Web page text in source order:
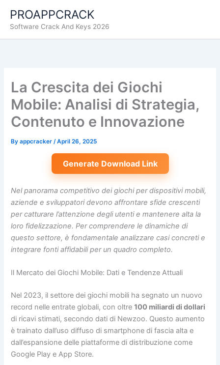
content
PROAPPCRACK
Software Crack And Keys 2026
La Crescita dei Giochi
Mobile: Analisi di Strategia,
Contenuto e Innovazione
Byappcracker/April 26, 2025
Generate Download Link
Nel panorama competitivo dei giochi per dispositivi mobili,
aziende e sviluppatori devono affrontare sfide crescenti
per catturare l’attenzione degli utenti e mantenere alta la
loro fidelizzazione. Per comprendere le dinamiche di
questo settore, è fondamentale analizzare casi concreti e
integrare fonti affidabili per un quadro completo.
Il Mercato dei Giochi Mobile: Dati e Tendenze Attuali
Nel 2023, il settore dei giochi mobili ha segnato un nuovo
record nelle entrate globali, con oltre100 miliardi di dollari
di ricavi stimati, secondo dati di Newzoo. Questo aumento
è trainato dall’uso diffuso di smartphone di fascia alta e
dall’espansione delle piattaforme di distribuzione come
Google Play e App Store.